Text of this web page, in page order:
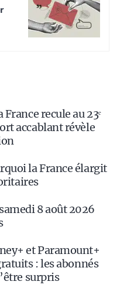
recule au 23ᵉ
accablant révèle
la France élargit
8 août 2026
et Paramount+
: les abonnés
surpris